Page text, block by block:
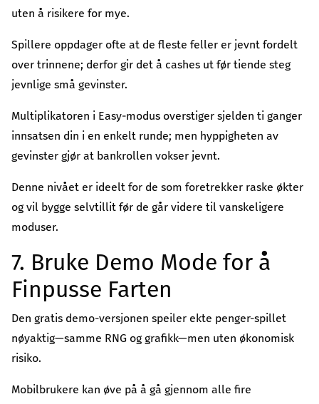
uten å risikere for mye.
Spillere oppdager ofte at de fleste feller er jevnt fordelt
over trinnene; derfor gir det å cashes ut før tiende steg
jevnlige små gevinster.
Multiplikatoren i Easy-modus overstiger sjelden ti ganger
innsatsen din i en enkelt runde; men hyppigheten av
gevinster gjør at bankrollen vokser jevnt.
Denne nivået er ideelt for de som foretrekker raske økter
og vil bygge selvtillit før de går videre til vanskeligere
moduser.
7. Bruke Demo Mode for å
Finpusse Farten
Den gratis demo-versjonen speiler ekte penger-spillet
nøyaktig—samme RNG og grafikk—men uten økonomisk
risiko.
Mobilbrukere kan øve på å gå gjennom alle fire